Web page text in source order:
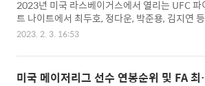
적의 현 UFC 패더급 종합격투기 선수이며, 2013
부터 무려 22연승 가도를 달리고 있는 현 UFC
급 챔피언입니다. 1. 타이틀전(맥스 할로웨이)
할로웨이와의 타이틀전이 확정되었으며, 5라운
내내 할로웨이를 상대로 유효타에서 우위를 가져
2023년 미국 라스베이거스에서 열리는 UFC 파
트 나이트에서 최두호, 정다운, 박준용, 김지연
출전합니다. 사실, 원래 한국 UFC 서울대회가 예상
서, 경기 장소가 미국 라스베이거스로 변경되었
다. ▣ UFC 파이트 나이트 328 이 경기의 메인 이
2023. 2. 3. 16:53
미국 메이저리그 선수 연봉순위 및 FA 최